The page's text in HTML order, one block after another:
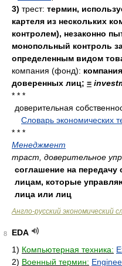
3) трест: термин,
картеля из нескольких
контролем), незаконно
монопольный контроль
определенным видом
компания (фонд):
доверенных лиц; =
* * *
доверительная
Словарь экономических
* * *
Менеджмент
траст, доверительное
соглашение на передачу
лицам, которые
лица или лиц
Англо-русский экономический
8
EDA
1) Компьютерная техника:
2) Военный термин: